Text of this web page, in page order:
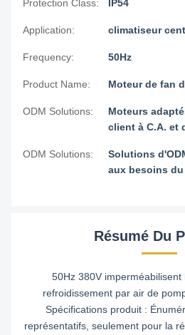
Protection Class: IP54
Application: climatiseur
Frequency: 50Hz
Product Name: Moteur de fan
ODM Solutions:
Moteurs
client à C.A. et
ODM Solutions:
Solutions
aux besoins du
Résumé Du
50Hz 380V
refroidissement par air de
Spécifications produit :
représentatifs, seulement pour la